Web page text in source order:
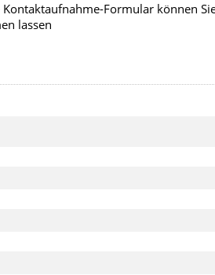
Formular können
lassen